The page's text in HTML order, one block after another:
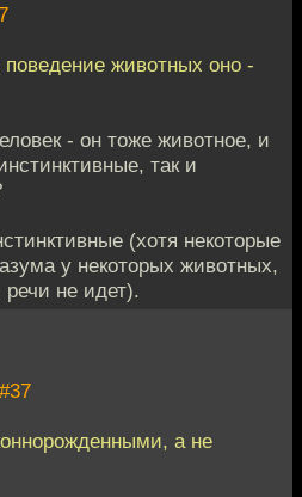
животных оно -
- он тоже животное, и
так и
(хотя некоторые
у некоторых животных,
не идет).
#37
а не